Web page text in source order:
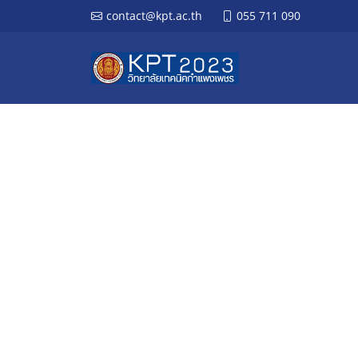
contact@kpt.ac.th 055 711 090